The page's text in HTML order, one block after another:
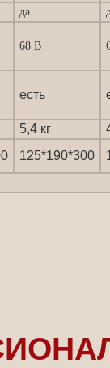
да
68 В
есть
5,4 кг
125*190*300